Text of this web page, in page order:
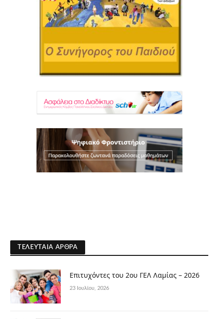
ΤΕΛΕΥΤΑΊΑ ΆΡΘΡΑ
Επιτυχόντες του 2ου ΓΕΛ Λαμίας – 2026
23 Ιουλίου, 2026